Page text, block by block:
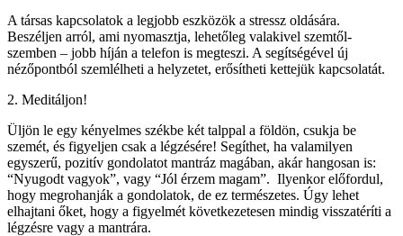
A társas kapcsolatok a legjobb eszközök a stressz oldására.
Beszéljen arról, ami nyomasztja, lehetőleg valakivel szemtől-
szemben – jobb híján a telefon is megteszi. A segítségével új
nézőpontból szemlélheti a helyzetet, erősítheti kettejük kapcsolatát.
2. Meditáljon!
Üljön le egy kényelmes székbe két talppal a földön, csukja be
szemét, és figyeljen csak a légzésére! Segíthet, ha valamilyen
egyszerű, pozitív gondolatot mantráz magában, akár hangosan is:
“Nyugodt vagyok”, vagy “Jól érzem magam”. Ilyenkor előfordul,
hogy megrohanják a gondolatok, de ez természetes. Úgy lehet
elhajtani őket, hogy a figyelmét következetesen mindig visszatéríti a
légzésre vagy a mantrára.